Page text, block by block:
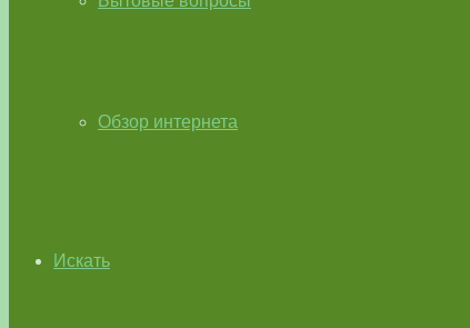
Обзор интернета
Искать